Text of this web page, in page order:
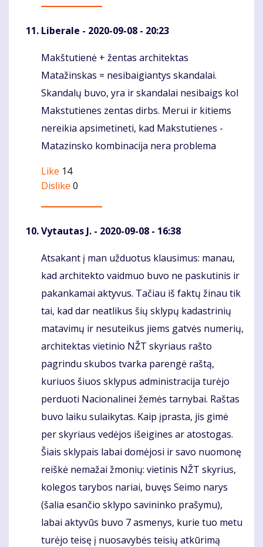
Liberale - 2020-09-08 - 20:23
Komentaras
Makštutienė + žentas architektas
Matažinskas = nesibaigiantys skandalai.
Skandalų buvo, yra ir skandalai nesibaigs kol
Makstutienes zentas dirbs. Merui ir kitiems
nereikia apsimetineti, kad Makstutienes -
Matazinsko kombinacija nera problema
Like 14
Dislike 0
Vytautas J. - 2020-09-08 - 16:38
Komentaras
Atsakant į man užduotus klausimus: manau,
kad architekto vaidmuo buvo ne paskutinis ir
pakankamai aktyvus. Tačiau iš faktų žinau tik
tai, kad dar neatlikus šių sklypų kadastrinių
matavimų ir nesuteikus jiems gatvės numerių,
architektas vietinio NŽT skyriaus rašto
pagrindu skubos tvarka parengė raštą,
kuriuos šiuos sklypus administracija turėjo
perduoti Nacionalinei žemės tarnybai. Raštas
buvo laiku sulaikytas. Kaip įprasta, jis gimė
per skyriaus vedėjos išeigines ar atostogas.
Šiais sklypais labai domėjosi ir savo nuomonę
reiškė nemažai žmonių: vietinis NŽT skyrius,
kolegos tarybos nariai, buvęs Seimo narys
(šalia esančio sklypo savininko prašymu),
labai aktyvūs buvo 7 asmenys, kurie tuo metu
turėjo teisę į nuosavybės teisių atkūrimą